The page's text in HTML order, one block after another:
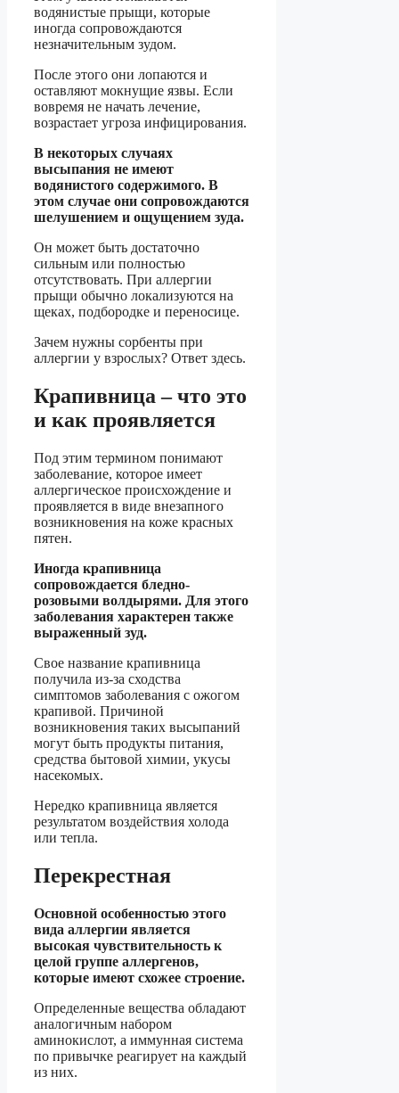
водянистые прыщи, которые
иногда сопровождаются
незначительным зудом.
После этого они лопаются и
оставляют мокнущие язвы. Если
вовремя не начать лечение,
возрастает угроза инфицирования.
В некоторых случаях
высыпания не имеют
водянистого содержимого. В
этом случае они сопровождаются
шелушением и ощущением зуда.
Он может быть достаточно
сильным или полностью
отсутствовать. При аллергии
прыщи обычно локализуются на
щеках, подбородке и переносице.
Зачем нужны сорбенты при
аллергии у взрослых? Ответ здесь.
Крапивница – что это
и как проявляется
Под этим термином понимают
заболевание, которое имеет
аллергическое происхождение и
проявляется в виде внезапного
возникновения на коже красных
пятен.
Иногда крапивница
сопровождается бледно-
розовыми волдырями. Для этого
заболевания характерен также
выраженный зуд.
Свое название крапивница
получила из-за сходства
симптомов заболевания с ожогом
крапивой. Причиной
возникновения таких высыпаний
могут быть продукты питания,
средства бытовой химии, укусы
насекомых.
Нередко крапивница является
результатом воздействия холода
или тепла.
Перекрестная
Основной особенностью этого
вида аллергии является
высокая чувствительность к
целой группе аллергенов,
которые имеют схожее строение.
Определенные вещества обладают
аналогичным набором
аминокислот, а иммунная система
по привычке реагирует на каждый
из них.